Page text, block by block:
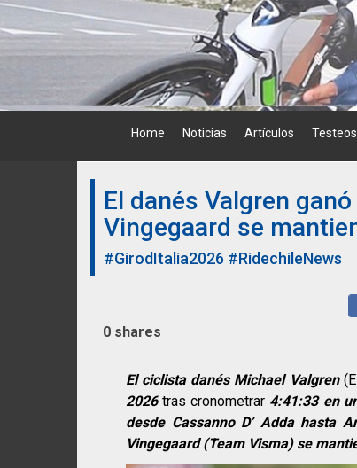
Skip
to
Home Noticias Artículos Testeos
El danés Valgren
Vingegaard se
#GirodItalia2026 #RidechileNews
0 shares
El ciclista danés Michael Valgren
2026tras cronometrar 4:41:33 en
desde Cassanno D’ Adda hasta
Vingegaard (Team Visma) se